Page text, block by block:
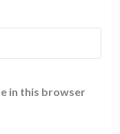
in this browser